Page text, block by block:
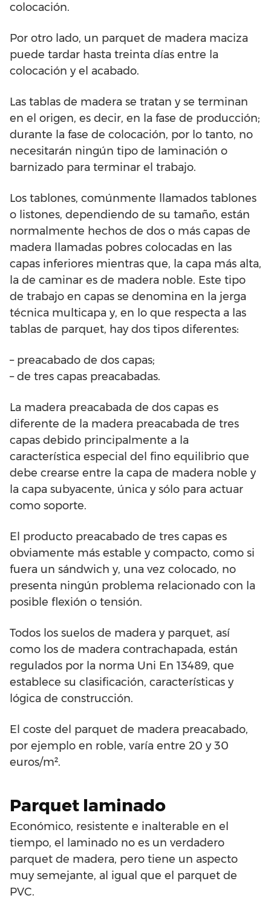
colocación.
Por otro lado, un parquet de madera maciza
puede tardar hasta treinta días entre la
colocación y el acabado.
Las tablas de madera se tratan y se terminan
en el origen, es decir, en la fase de producción;
durante la fase de colocación, por lo tanto, no
necesitarán ningún tipo de laminación o
barnizado para terminar el trabajo.
Los tablones, comúnmente llamados tablones
o listones, dependiendo de su tamaño, están
normalmente hechos de dos o más capas de
madera llamadas pobres colocadas en las
capas inferiores mientras que, la capa más alta,
la de caminar es de madera noble. Este tipo
de trabajo en capas se denomina en la jerga
técnica multicapa y, en lo que respecta a las
tablas de parquet, hay dos tipos diferentes:
– preacabado de dos capas;
– de tres capas preacabadas.
La madera preacabada de dos capas es
diferente de la madera preacabada de tres
capas debido principalmente a la
característica especial del fino equilibrio que
debe crearse entre la capa de madera noble y
la capa subyacente, única y sólo para actuar
como soporte.
El producto preacabado de tres capas es
obviamente más estable y compacto, como si
fuera un sándwich y, una vez colocado, no
presenta ningún problema relacionado con la
posible flexión o tensión.
Todos los suelos de madera y parquet, así
como los de madera contrachapada, están
regulados por la norma Uni En 13489, que
establece su clasificación, características y
lógica de construcción.
El coste del parquet de madera preacabado,
por ejemplo en roble, varía entre 20 y 30
euros/m².
Parquet laminado
Económico, resistente e inalterable en el
tiempo, el laminado no es un verdadero
parquet de madera, pero tiene un aspecto
muy semejante, al igual que el parquet de
PVC.